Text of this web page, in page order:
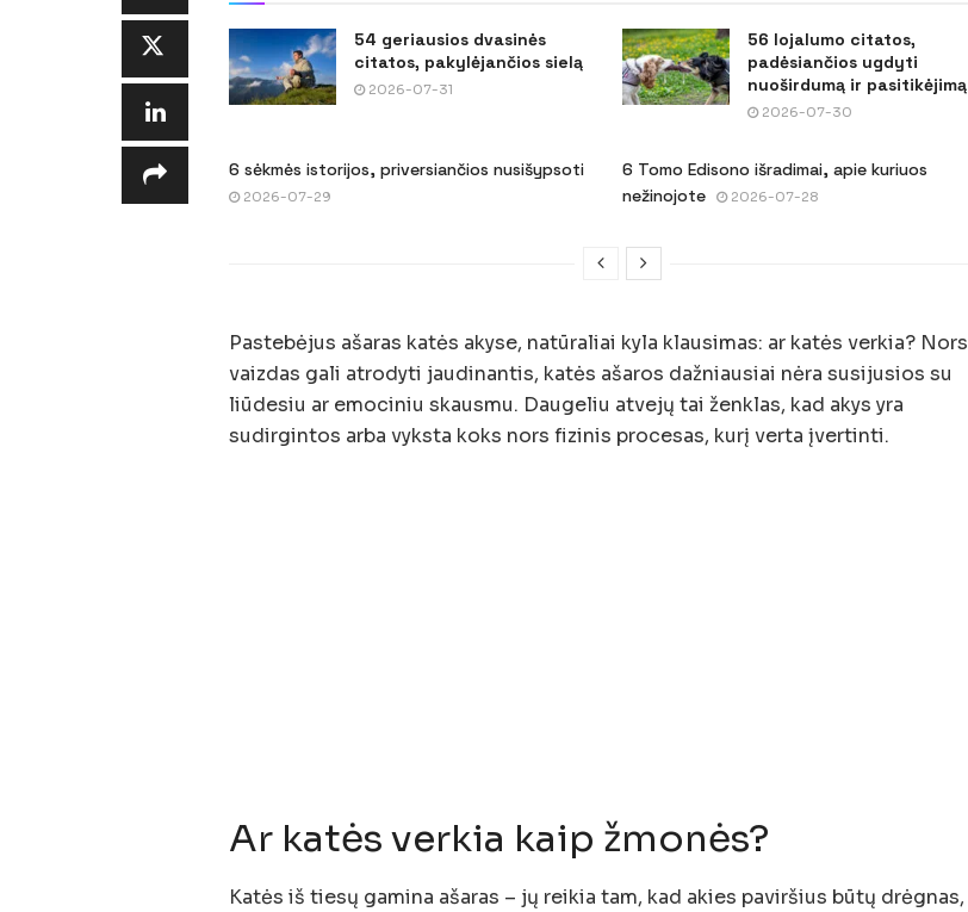
54 geriausios dvasinės
citatos, pakylėjančios sielą
2026-07-31
56 lojalumo citatos,
padėsiančios ugdyti
nuoširdumą ir pasitikėjimą
2026-07-30
6 sėkmės istorijos, priversiančios nusišypsoti
2026-07-29
6 Tomo Edisono išradimai, apie kuriuos
nežinojote
2026-07-28
Pastebėjus ašaras katės akyse, natūraliai kyla klausimas: ar katės verkia? Nors
vaizdas gali atrodyti jaudinantis, katės ašaros dažniausiai nėra susijusios su
liūdesiu ar emociniu skausmu. Daugeliu atvejų tai ženklas, kad akys yra
sudirgintos arba vyksta koks nors fizinis procesas, kurį verta įvertinti.
Ar katės verkia kaip žmonės?
Katės iš tiesų gamina ašaras – jų reikia tam, kad akies paviršius būtų drėgnas,